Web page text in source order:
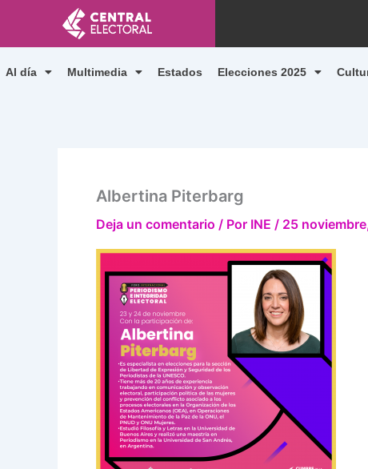
contenido
Al día Multimedia Estados Elecciones 2025
Albertina Piterbarg
Deja un comentario / Por INE / 25